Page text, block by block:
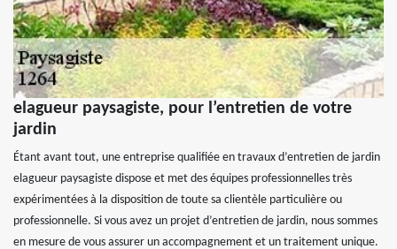
elagueur paysagiste, pour l’entretien de votre
jardin
Étant avant tout, une entreprise qualifiée en travaux d’entretien de jardin
elagueur paysagiste dispose et met des équipes professionnelles très
expérimentées à la disposition de toute sa clientèle particulière ou
professionnelle. Si vous avez un projet d’entretien de jardin, nous sommes
en mesure de vous assurer un accompagnement et un traitement unique.